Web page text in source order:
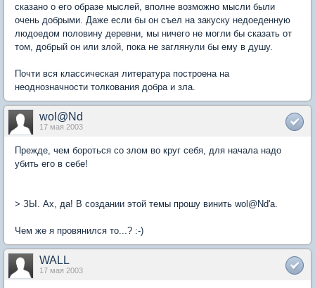
сказано о его образе мыслей, вполне возможно мысли были
очень добрыми. Даже если бы он съел на закуску недоеденную
людоедом половину деревни, мы ничего не могли бы сказать от
том, добрый он или злой, пока не заглянули бы ему в душу.
Почти вся классическая литература построена на
неоднозначности толкования добра и зла.
wol@Nd
17 мая 2003
Прежде, чем бороться со злом во круг себя, для начала надо
убить его в себе!
> ЗЫ. Ах, да! В создании этой темы прошу винить wol@Nd'a.
Чем же я провянился то...? :-)
WALL
17 мая 2003